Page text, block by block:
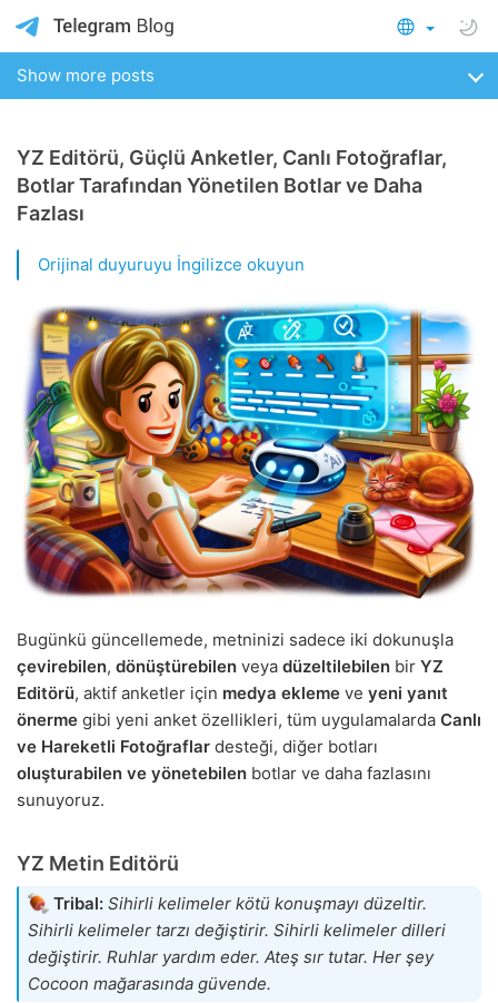
Show more posts
YZ Editörü, Güçlü Anketler, Canlı Fotoğraflar,
Botlar Tarafından Yönetilen Botlar ve Daha
Fazlası
Orijinal duyuruyu İngilizce okuyun
Bugünkü güncellemede, metninizi sadece iki dokunuşla
çevirebilen, dönüştürebilen veya düzeltilebilen bir YZ
Editörü, aktif anketler için medya ekleme ve yeni yanıt
önerme gibi yeni anket özellikleri, tüm uygulamalarda Canlı
ve Hareketli Fotoğraflar desteği, diğer botları
oluşturabilen ve yönetebilen botlar ve daha fazlasını
sunuyoruz.
YZ Metin Editörü
Tribal: Sihirli kelimeler kötü konuşmayı düzeltir.
Sihirli kelimeler tarzı değiştirir. Sihirli kelimeler dilleri
değiştirir. Ruhlar yardım eder. Ateş sır tutar. Her şey
Cocoon mağarasında güvende.